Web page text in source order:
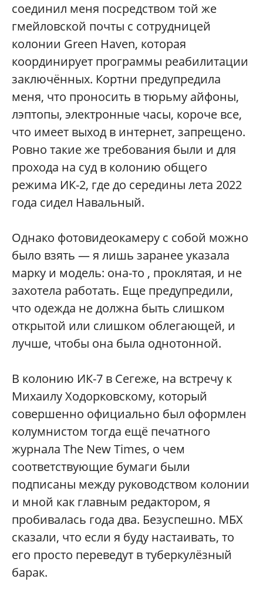
соединил меня посредством той же
гмейловской почты с сотрудницей
колонии Green Haven, которая
координирует программы реабилитации
заключённых. Кортни предупредила
меня, что проносить в тюрьму айфоны,
лэптопы, электронные часы, короче все,
что имеет выход в интернет, запрещено.
Ровно такие же требования были и для
прохода на суд в колонию общего
режима ИК-2, где до середины лета 2022
года сидел Навальный.
Однако фотовидеокамеру с собой можно
было взять — я лишь заранее указала
марку и модель: она-то , проклятая, и не
захотела работать. Еще предупредили,
что одежда не должна быть слишком
открытой или слишком облегающей, и
лучше, чтобы она была однотонной.
В колонию ИК-7 в Сегеже, на встречу к
Михаилу Ходорковскому, который
совершенно официально был оформлен
колумнистом тогда ещё печатного
журнала The New Times, о чем
соответствующие бумаги были
подписаны между руководством колонии
и мной как главным редактором, я
пробивалась года два. Безуспешно. МБХ
сказали, что если я буду настаивать, то
его просто переведут в туберкулёзный
барак.